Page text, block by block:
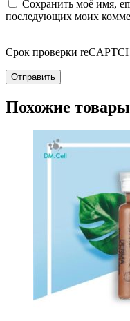
Сохранить моё имя,
последующих моих
Срок проверки
Похожие товары